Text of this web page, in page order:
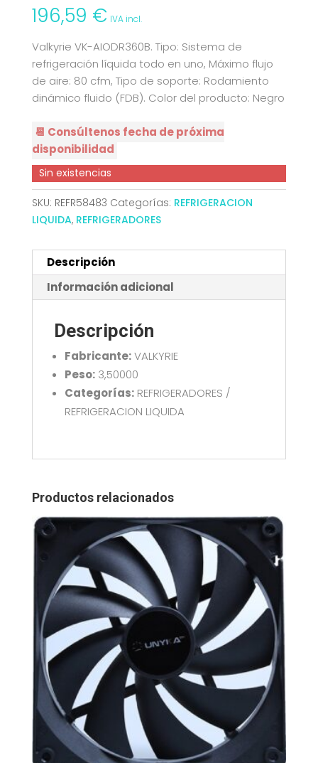
196,59 € IVA incl.
Valkyrie VK-AIODR360B. Tipo: Sistema de
refrigeración líquida todo en uno, Máximo flujo
de aire: 80 cfm, Tipo de soporte: Rodamiento
dinámico fluido (FDB). Color del producto: Negro
📆 Consúltenos fecha de próxima
disponibilidad
Sin existencias
SKU: REFR58483 Categorías: REFRIGERACION
LIQUIDA, REFRIGERADORES
Descripción
Información adicional
Descripción
Fabricante:VALKYRIE
Peso:3,50000
Categorías:REFRIGERADORES /
REFRIGERACION LIQUIDA
Productos relacionados